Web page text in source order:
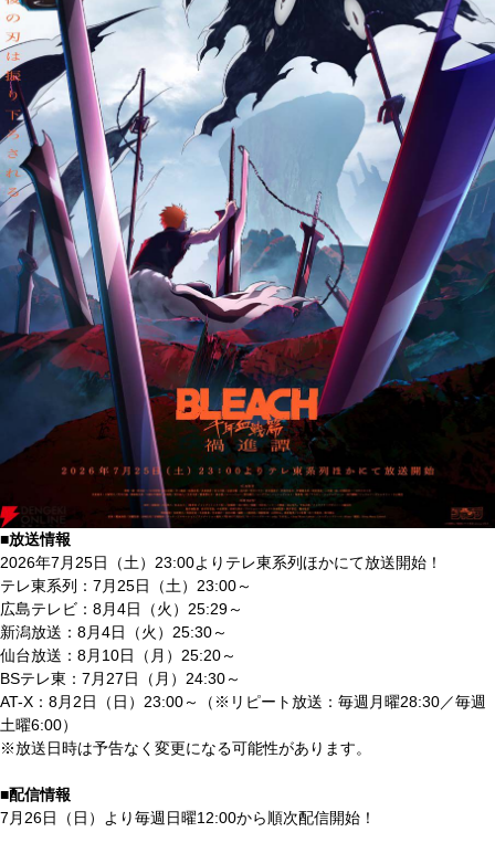
■放送情報
2026年7月25日（土）23:00よりテレ東系列ほかにて放送開始！
テレ東系列：7月25日（土）23:00～
広島テレビ：8月4日（火）25:29～
新潟放送：8月4日（火）25:30～
仙台放送：8月10日（月）25:20～
BSテレ東：7月27日（月）24:30～
AT-X：8月2日（日）23:00～（※リピート放送：毎週月曜28:30／毎週
土曜6:00）
※放送日時は予告なく変更になる可能性があります。
■配信情報
7月26日（日）より毎週日曜12:00から順次配信開始！